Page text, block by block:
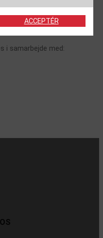
i samarbejde med:
ACCEPTÉR